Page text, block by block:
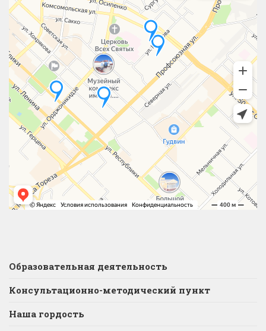
Образовательная деятельность
Консультационно-методический пункт
Наша гордость